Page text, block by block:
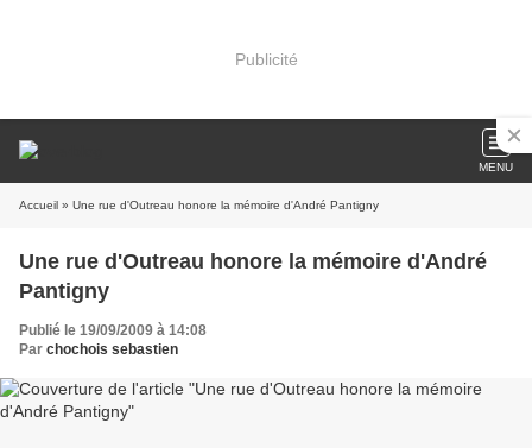
Publicité
MENU
Accueil » Une rue d'Outreau honore la mémoire d'André Pantigny
Une rue d'Outreau honore la mémoire d'André
Pantigny
Publié le 19/09/2009 à 14:08
Par chochois sebastien